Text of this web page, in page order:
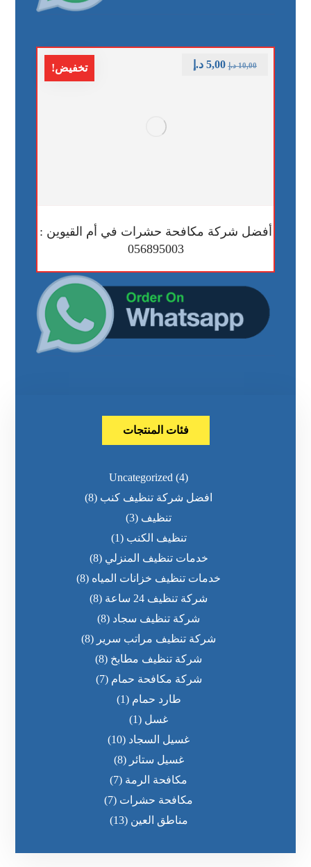
تخفيض!
أفضل شركة مكافحة حشرات في أم القيوين :
056895003
10,00 د.إ 5,00 د.إ
فئات المنتجات
Uncategorized (4)
افضل شركة تنظيف كنب (8)
تنظيف (3)
تنظيف الكنب (1)
خدمات تنظيف المنزلي (8)
خدمات تنظيف خزانات المياه (8)
شركة تنظيف 24 ساعة
(8)
شركة تنظيف سجاد (8)
شركة تنظيف مراتب سرير (8)
شركة تنظيف مطابخ (8)
شركة مكافحة حمام (7)
طارد حمام (1)
غسل (1)
غسيل السجاد (10)
غسيل ستائر (8)
مكافحة الرمة (7)
مكافحة حشرات (7)
مناطق العين (13)